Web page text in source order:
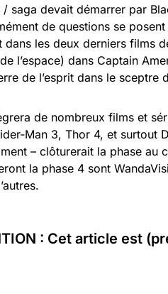
saga devait démarrer par
de questions se
dans les deux derniers films
l’espace) dans Captain
de l’esprit dans le sceptre
de nombreux films et
Man 3, Thor 4, et surtout
– clôturerait la phase au
la phase 4 sont
: Cet article est